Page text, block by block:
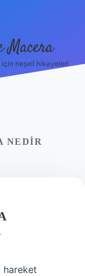
Macera
için neşeli hikayeler!
NEDIR
hareket